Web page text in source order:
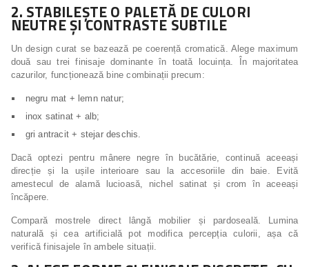
2. STABILEȘTE O PALETĂ DE CULORI
NEUTRE ȘI CONTRASTE SUBTILE
Un design curat se bazează pe coerență cromatică. Alege maximum
două sau trei finisaje dominante în toată locuința. În majoritatea
cazurilor, funcționează bine combinații precum:
negru mat + lemn natur;
inox satinat + alb;
gri antracit + stejar deschis.
Dacă optezi pentru mânere negre în bucătărie, continuă aceeași
direcție și la ușile interioare sau la accesoriile din baie. Evită
amestecul de alamă lucioasă, nichel satinat și crom în aceeași
încăpere.
Compară mostrele direct lângă mobilier și pardoseală. Lumina
naturală și cea artificială pot modifica percepția culorii, așa că
verifică finisajele în ambele situații.